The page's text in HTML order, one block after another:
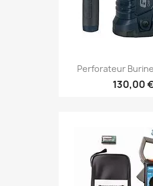
Perforateur
130,00 €